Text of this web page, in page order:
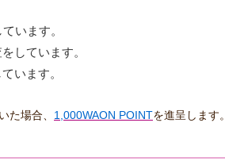
います。
しています。
います。
た場合、 1,000WAON POINTを進呈します。